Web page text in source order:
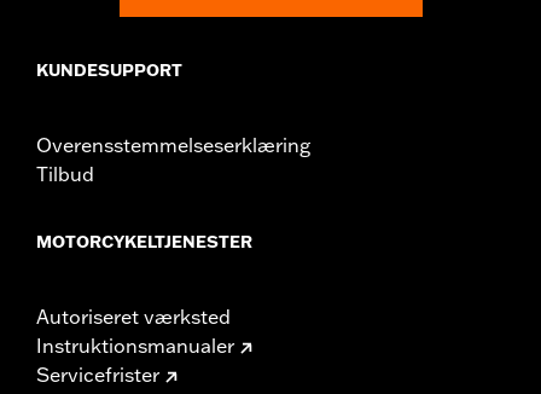
KUNDESUPPORT
Overensstemmelseserklæring
Tilbud
MOTORCYKELTJENESTER
Autoriseret værksted
Instruktionsmanualer
Servicefrister